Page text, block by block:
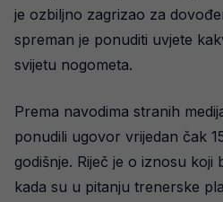
je ozbiljno zagrizao za
spreman je ponuditi uvjete
svijetu nogometa.
Prema navodima stranih
ponudili ugovor vrijedan čak
godišnje. Riječ je o iznosu
kada su u pitanju trenerske